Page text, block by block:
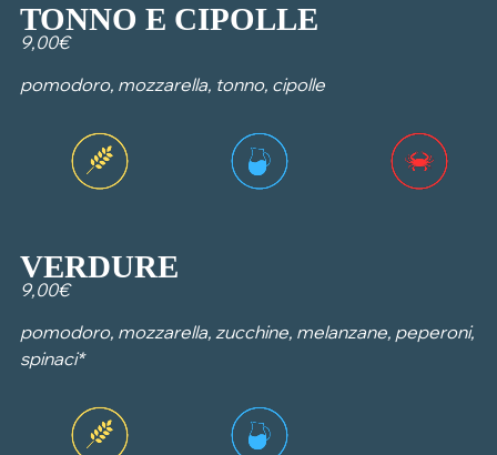
TONNO E CIPOLLE
9,00€
pomodoro, mozzarella, tonno, cipolle
VERDURE
9,00€
pomodoro, mozzarella, zucchine, melanzane, peperoni,
spinaci*